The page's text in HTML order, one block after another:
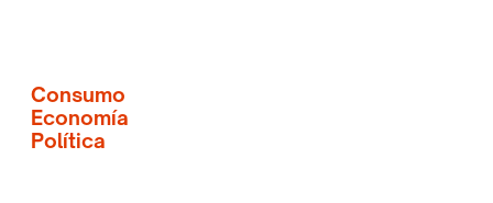
Consumo
Economía
Política